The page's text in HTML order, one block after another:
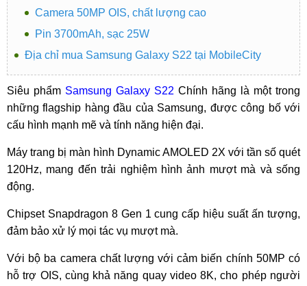
Camera 50MP OIS, chất lượng cao
Pin 3700mAh, sạc 25W
Địa chỉ mua Samsung Galaxy S22 tại MobileCity
Siêu phẩm Samsung Galaxy S22 Chính hãng là một trong
những flagship hàng đầu của Samsung, được công bố với
cấu hình mạnh mẽ và tính năng hiện đại.
Máy trang bị màn hình Dynamic AMOLED 2X với tần số quét
120Hz, mang đến trải nghiệm hình ảnh mượt mà và sống
động.
Chipset Snapdragon 8 Gen 1 cung cấp hiệu suất ấn tượng,
đảm bảo xử lý mọi tác vụ mượt mà.
Với bộ ba camera chất lượng với cảm biến chính 50MP có
hỗ trợ OIS, cùng khả năng quay video 8K, cho phép người